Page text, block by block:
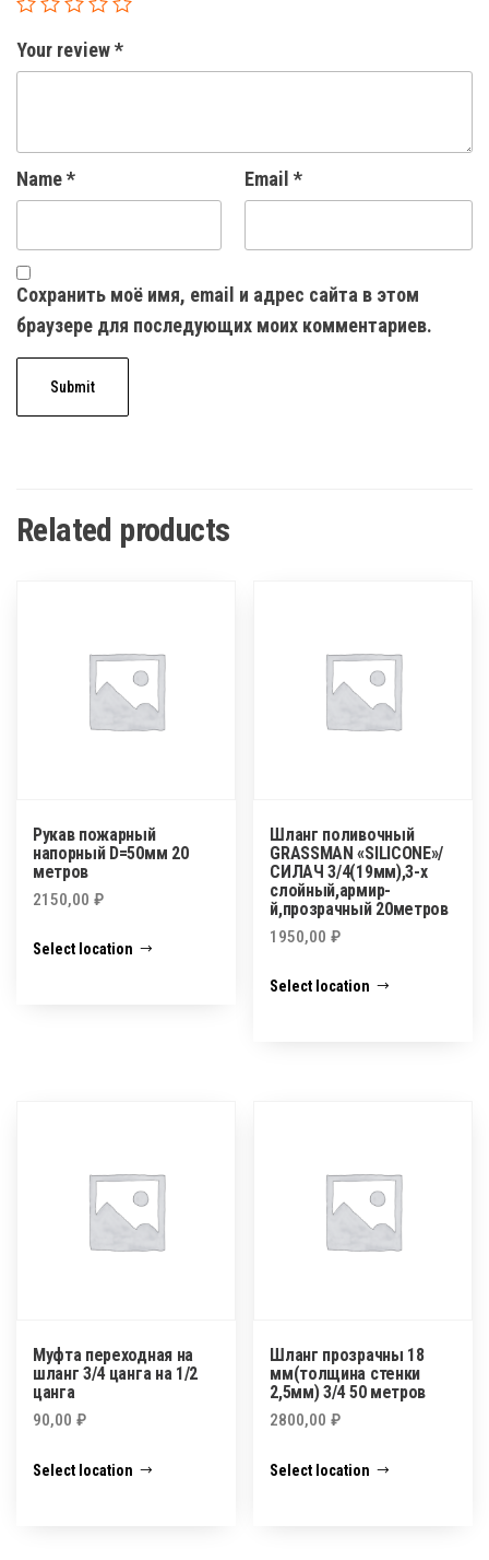
Your review*
Name* Email *
Сохранить моё имя, email и адрес сайта в этом
браузере для последующих моих комментариев.
Related products
Рукав пожарный
напорный D=50мм 20
метров
2150,00 ₽
Select location
Шланг поливочный
GRASSMAN «SILICONE»/
СИЛАЧ 3/4(19мм),3-х
слойный,армир-
й,прозрачный 20метров
1950,00₽
Select location
Муфта переходная на
шланг 3/4 цанга на 1/2
цанга
90,00 ₽
Select location
Шланг прозрачны 18
мм(толщина стенки
2,5мм) 3/4 50 метров
2800,00₽
Select location